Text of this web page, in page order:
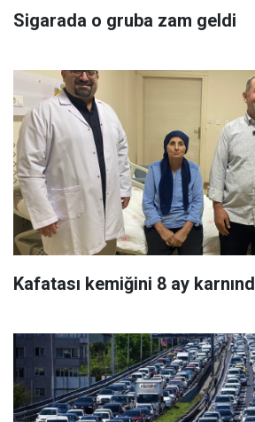
Sigarada o gruba zam geldi
Kafatası kemiğini 8 ay